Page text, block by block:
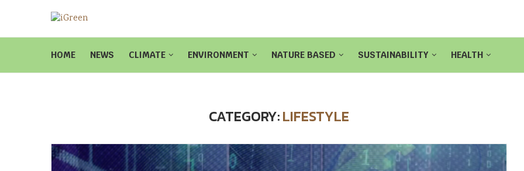
HOME NEWS CLIMATE ENVIRONMENT NATURE BASED SUSTAINABILITY HEALTH
CATEGORY:LIFESTYLE